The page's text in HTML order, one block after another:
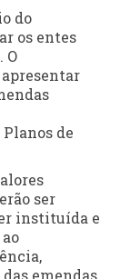
do
os entes
O
de
ser
instituída e
emendas